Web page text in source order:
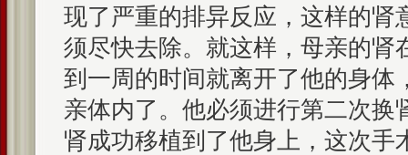
现了严重的排异反应，这样的肾
须尽快去除。就这样，母亲的肾
到一周的时间就离开了他的身体
亲体内了。他必须进行第二次换
肾成功移植到了他身上，这次手